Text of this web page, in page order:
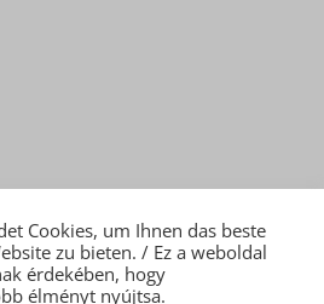
Cookies, um Ihnen das beste
zu bieten. / Ez a weboldal
érdekében, hogy
élményt nyújtsa.